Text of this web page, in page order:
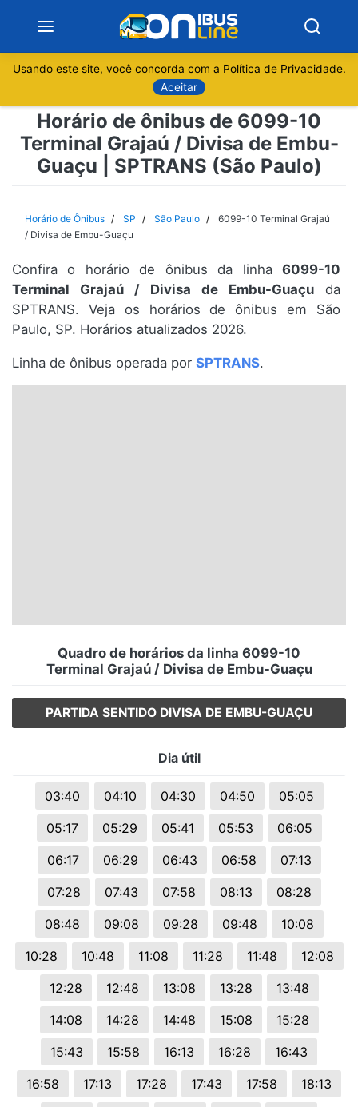
Sobre
Minas Gerais
Espírito Santo
Paraná
Santa Catarina
Usando este site, você concorda com a Política de Privacidade.
Aceitar
Horário de ônibus de 6099-10
Terminal Grajaú / Divisa de Embu-
Guaçu | SPTRANS (São Paulo)
Horário de Ônibus SP São Paulo
6099-10 Terminal Grajaú
/ Divisa de Embu-Guaçu
Confira o horário de ônibus da linha 6099-10
Terminal Grajaú / Divisa de Embu-Guaçu da
SPTRANS. Veja os horários de ônibus em São
Paulo, SP. Horários atualizados 2026.
Linha de ônibus operada por SPTRANS.
Quadro de horários da linha 6099-10
Terminal Grajaú / Divisa de Embu-Guaçu
PARTIDA SENTIDO DIVISA DE EMBU-GUAÇU
Dia útil
03:40 04:10 04:30 04:50
05:05
05:17
05:29 05:41 05:53
06:05
06:17
06:29 06:43 06:58
07:13
07:28
07:43 07:58 08:13
08:28
08:48
09:08 09:28 09:48
10:08
10:28
10:48 11:08 11:28 11:48
12:08
12:28
12:48 13:08 13:28
13:48
14:08
14:28 14:48 15:08
15:28
15:43
15:58 16:13 16:28
16:43
16:58
17:13 17:28 17:43 17:58
18:13